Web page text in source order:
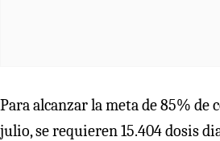
Para alcanzar la meta de 85% de
julio, se requieren 15.404 dosis